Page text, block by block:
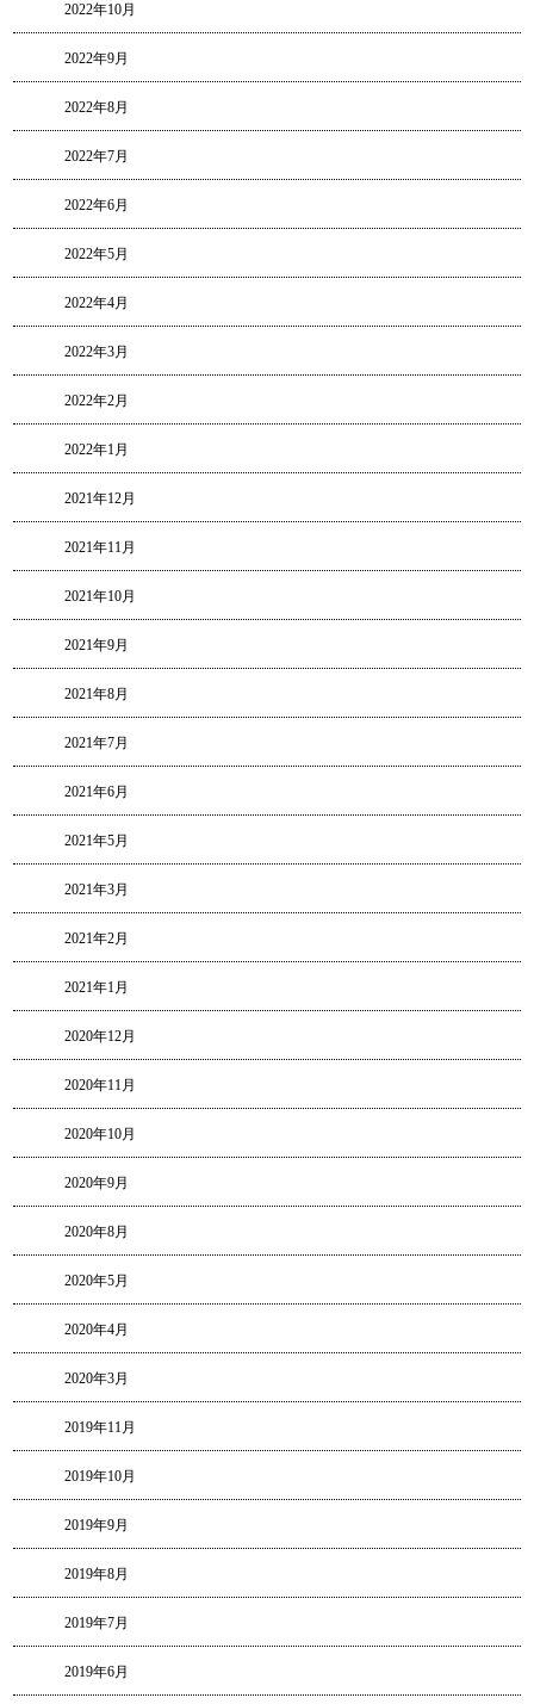
2022年10月
2022年9月
2022年8月
2022年7月
2022年6月
2022年5月
2022年4月
2022年3月
2022年2月
2022年1月
2021年12月
2021年11月
2021年10月
2021年9月
2021年8月
2021年7月
2021年6月
2021年5月
2021年3月
2021年2月
2021年1月
2020年12月
2020年11月
2020年10月
2020年9月
2020年8月
2020年5月
2020年4月
2020年3月
2019年11月
2019年10月
2019年9月
2019年8月
2019年7月
2019年6月